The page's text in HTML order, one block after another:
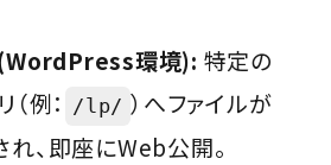
環境): 特定の
例：
/lp/ ）へファイルが
、即座にWeb公開。